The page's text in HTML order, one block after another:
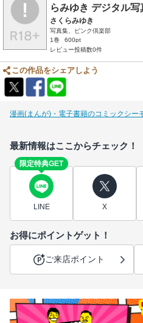
らみゆき デジタル写
さくらみゆき
写真集、ピンク倶楽部
1巻
600pt
レビュー投稿数0件
この作品をシェアしよう
漫画(まんが)・電子書籍のコミックシー
最新情報はここからチェック！
限定特典GET
LINE X
お得にポイントゲット！
ご来店ポイント